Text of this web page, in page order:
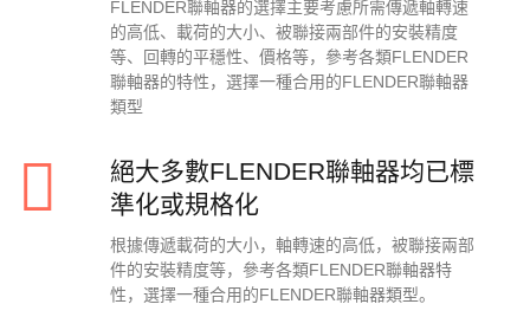
FLENDER聯軸器的選擇主要考慮所需傳遞軸轉速
的高低、載荷的大小、被聯接兩部件的安裝精度
等、回轉的平穩性、價格等，參考各類FLENDER
聯軸器的特性，選擇一種合用的FLENDER聯軸器
類型
絕大多數FLENDER聯軸器均已標
準化或規格化
根據傳遞載荷的大小，軸轉速的高低，被聯接兩部
件的安裝精度等，參考各類FLENDER聯軸器特
性，選擇一種合用的FLENDER聯軸器類型。